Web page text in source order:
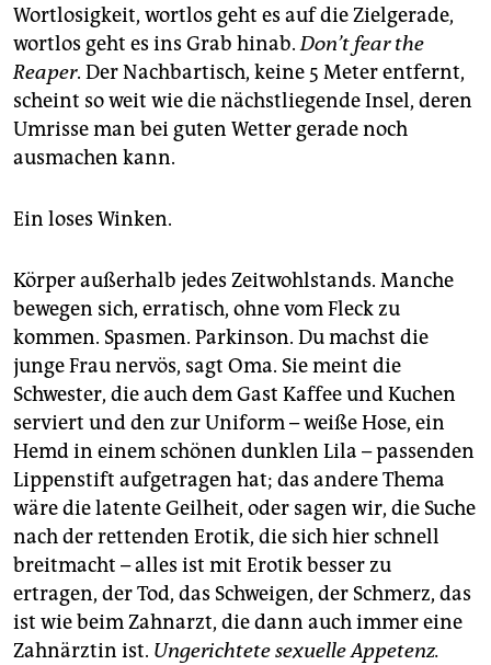
Wortlosigkeit, wortlos geht es auf die Zielgerade,
wortlos geht es ins Grab hinab.Don’t fear the
Reaper. Der Nachbartisch, keine 5 Meter entfernt,
scheint so weit wie die nächstliegende Insel, deren
Umrisse man bei guten Wetter gerade noch
ausmachen kann.
Ein loses Winken.
Körper außerhalb jedes Zeitwohlstands. Manche
bewegen sich, erratisch, ohne vom Fleck zu
kommen. Spasmen. Parkinson. Du machst die
junge Frau nervös, sagt Oma. Sie meint die
Schwester, die auch dem Gast Kaffee und Kuchen
serviert und den zur Uniform – weiße Hose, ein
Hemd in einem schönen dunklen Lila – passenden
Lippenstift aufgetragen hat; das andere Thema
wäre die latente Geilheit, oder sagen wir, die Suche
nach der rettenden Erotik, die sich hier schnell
breitmacht – alles ist mit Erotik besser zu
ertragen, der Tod, das Schweigen, der Schmerz, das
ist wie beim Zahnarzt, die dann auch immer eine
Zahnärztin ist. Ungerichtete sexuelle Appetenz.